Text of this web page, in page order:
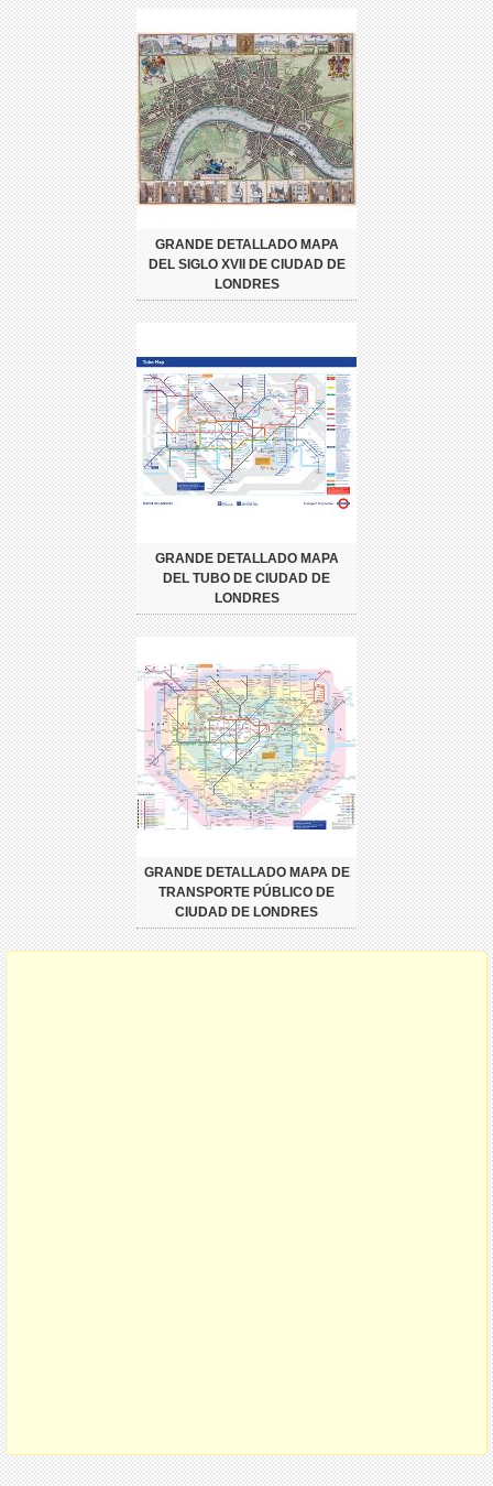
GRANDE DETALLADO MAPA
DEL SIGLO XVII DE CIUDAD DE
LONDRES
GRANDE DETALLADO MAPA
DEL TUBO DE CIUDAD DE
LONDRES
GRANDE DETALLADO MAPA DE
TRANSPORTE PÚBLICO DE
CIUDAD DE LONDRES